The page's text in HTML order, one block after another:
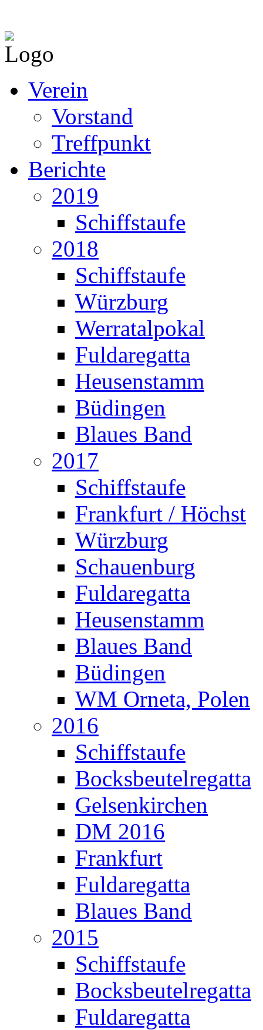
Verein
Vorstand
Treffpunkt
Berichte
2019
Schiffstaufe
2018
Schiffstaufe
Würzburg
Werratalpokal
Fuldaregatta
Heusenstamm
Büdingen
Blaues Band
2017
Schiffstaufe
Frankfurt / Höchst
Würzburg
Schauenburg
Fuldaregatta
Heusenstamm
Blaues Band
Büdingen
WM Orneta, Polen
2016
Schiffstaufe
Bocksbeutelregatta
Gelsenkirchen
DM 2016
Frankfurt
Fuldaregatta
Blaues Band
2015
Schiffstaufe
Bocksbeutelregatta
Fuldaregatta